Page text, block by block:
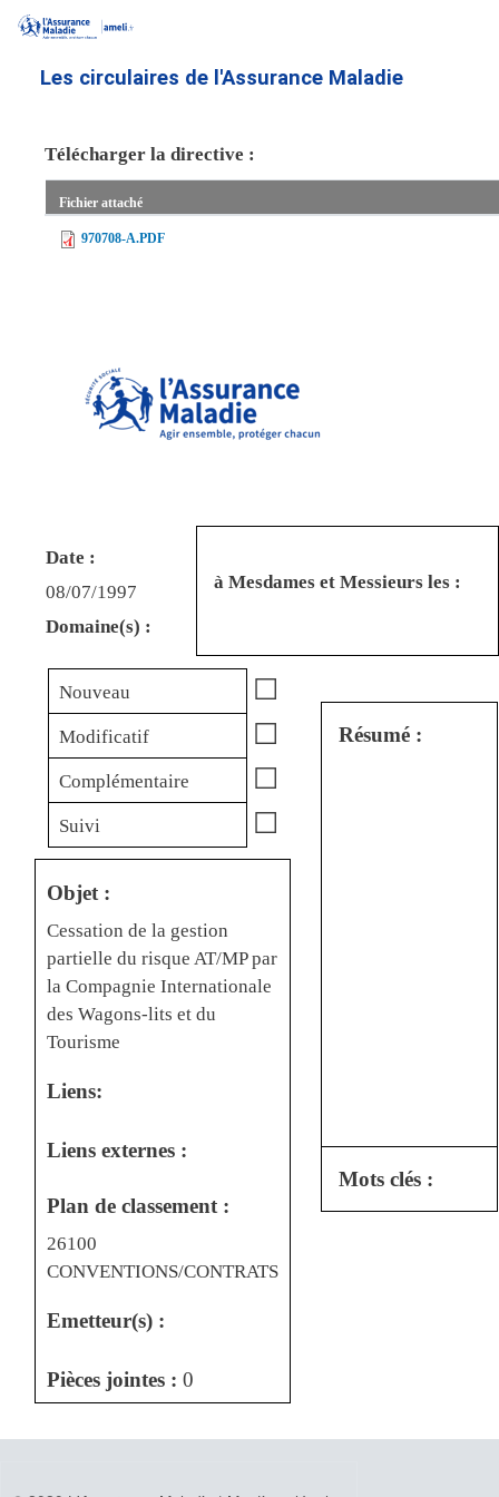
contenu
Les circulaires de l'Assurance Maladie
Télécharger la directive :
Fichier attaché
970708-A.PDF
Date :
08/07/1997
Domaine(s) :
à Mesdames et Messieurs les :
Nouveau ☐
Modificatif ☐
Complémentaire ☐
Suivi ☐
Objet :
Cessation de la gestion
partielle du risque AT/MP par
la Compagnie Internationale
des Wagons-lits et du
Tourisme
Liens:
Liens externes :
Plan de classement :
26100
CONVENTIONS/CONTRATS
Emetteur(s) :
Pièces jointes : 0
Résumé :
Mots clés :